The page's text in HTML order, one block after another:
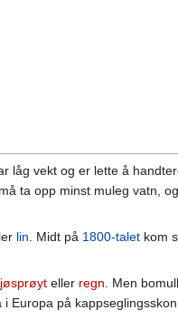
låg vekt og er lette å
ta opp minst muleg vatn,
lin . Midt på 1800-talet kom
eller regn . Men
Europa på